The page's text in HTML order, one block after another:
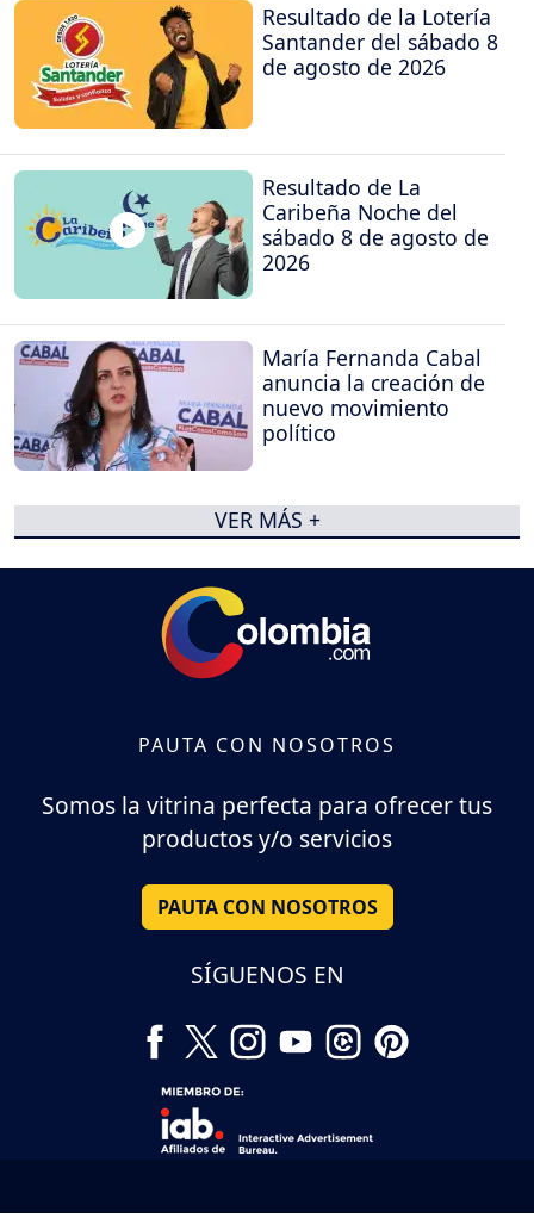
Resultado de la Lotería
Santander del sábado 8
de agosto de 2026
Resultado de La
Caribeña Noche del
sábado 8 de agosto de
2026
María Fernanda Cabal
anuncia la creación de
nuevo movimiento
político
VER MÁS +
PAUTA CON NOSOTROS
Somos la vitrina perfecta para ofrecer tus
productos y/o servicios
PAUTA CON NOSOTROS
SÍGUENOS EN